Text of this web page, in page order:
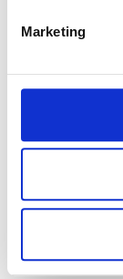
Marketing